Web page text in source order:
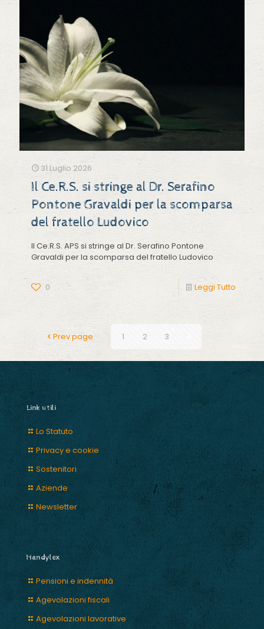
31 Luglio 2026
Il Ce.R.S. si stringe al Dr. Serafino
Pontone Gravaldi per la scomparsa
del fratello Ludovico
Il Ce.R.S. APS si stringe al Dr. Serafino Pontone
Gravaldi per la scomparsa del fratello Ludovico
0 Leggi Tutto
Prev page 1 2 3
Link utili
Lo Statuto
Privacy e cookie
Sostenitori
Aziende
Newsletter
Handylex
Pensioni e indennità
Agevolazioni fiscali
Agevolazioni lavorative